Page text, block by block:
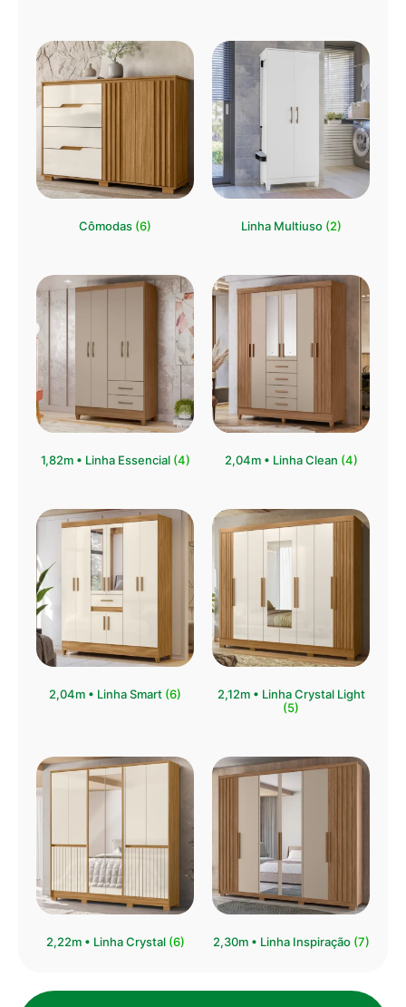
Cômodas (6) Linha Multiuso (2)
1,82m • Linha Essencial (4) 2,04m • Linha Clean (4)
⁠2,04m • Linha Smart (6)
2,12m • Linha Crystal Light
(5)
2,22m • Linha Crystal (6) 2,30m • Linha Inspiração (7)